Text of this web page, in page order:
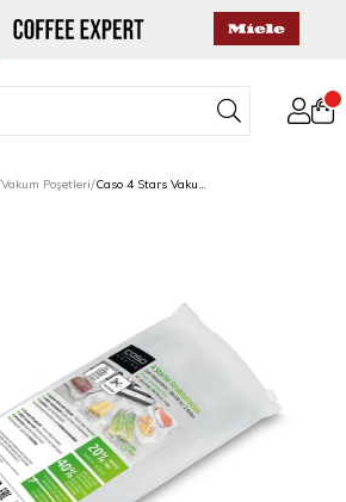
Vakum Poşetleri Caso 4 Stars Vakum Rulosu Seti 30x720 cm 2'li